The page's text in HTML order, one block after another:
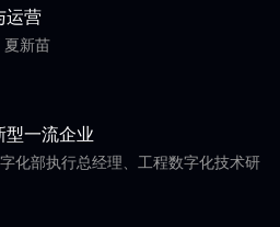
运营
夏新苗
型一流企业
化部执行总经理、工程数字化技术研